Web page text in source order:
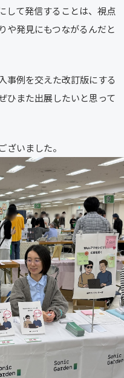
して発信することは、視点
や発見にもつながるんだと
事例を交えた改訂版にする
また出展したいと思って
ざいました。